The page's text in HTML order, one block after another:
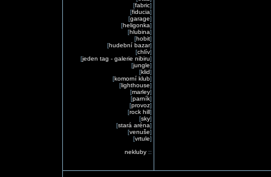
[fabric]
[fiducia]
[garage]
[heligonka]
[hlubina]
[hobit]
[hudební bazar]
[chlív]
[jeden tag - galerie nibiru]
[jungle]
[klid]
[komorní klub]
[lighthouse]
[marley]
[parník]
[provoz]
[rock hill]
[sky]
[stará aréna]
[venuše]
[vrtule]
nekluby::